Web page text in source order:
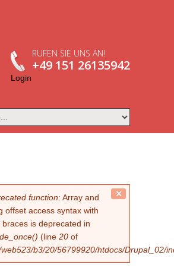
RUFEN SIE UNS AN!
+49 151 26135942
Login
function: Array and
offset access syntax with
braces is deprecated in
(line 20 of
b3/20/56799920/htdocs/Drupal_02/